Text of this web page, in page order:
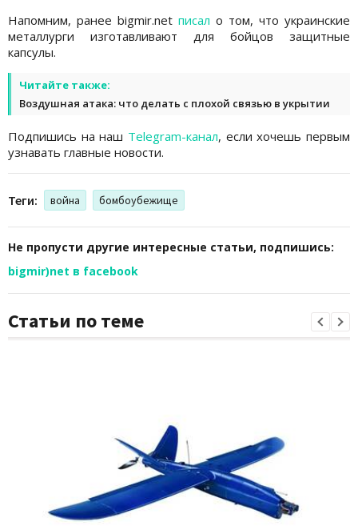
Напомним, ранее bigmir.net писал о том, что украинские
металлурги изготавливают для бойцов защитные
капсулы.
Читайте также:
Воздушная атака: что делать с плохой связью в укрытии
Подпишись на наш Telegram-канал, если хочешь первым
узнавать главные новости.
Теги: война бомбоубежище
Не пропусти другие интересные статьи, подпишись:
bigmir)net в facebook
Статьи по теме